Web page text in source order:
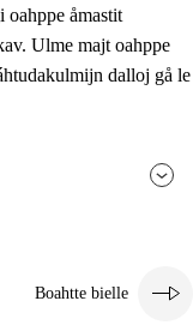
oahppe åmastit
Ulme majt oahppe
dalloj gå le
Boahtte bielle